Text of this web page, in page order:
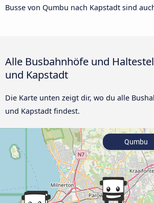
Busse von Qumbu nach Kapstadt sind
Alle Busbahnhöfe und
und Kapstadt
Die Karte unten zeigt dir, wo du alle
und Kapstadt findest.
Qumbu